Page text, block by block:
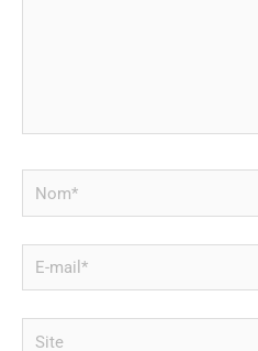
Nom*
mail*
Site